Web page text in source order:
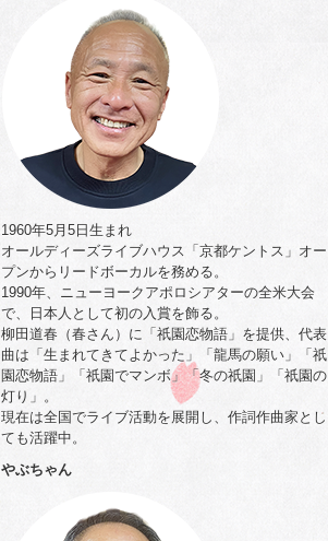
1960年5月5日生まれ
オールディーズライブハウス「京都ケントス」オー
プンからリードボーカルを務める。
1990年、ニューヨークアポロシアターの全米大会
で、日本人として初の入賞を飾る。
柳田道春（春さん）に「祇園恋物語」を提供、代表
曲は「生まれてきてよかった」「龍馬の願い」「祇
園恋物語」「祇園でマンボ」「冬の祇園」「祇園の
灯り」。
現在は全国でライブ活動を展開し、作詞作曲家とし
ても活躍中。
やぶちゃん